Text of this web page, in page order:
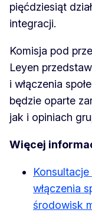
pięćdziesiąt
integracji.
Komisja pod
Leyen
i włączenia
będzie oparte
jak i opiniach
Więcej
włączenia
środowisk